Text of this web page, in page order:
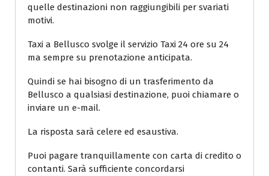
quelle destinazioni non raggiungibili per svariati
motivi.
Taxi a Bellusco svolge il servizio Taxi 24 ore su 24
ma sempre su prenotazione anticipata.
Quindi se hai bisogno di un trasferimento da
Bellusco a qualsiasi destinazione, puoi chiamare o
inviare un e-mail.
La risposta sarà celere ed esaustiva.
Puoi pagare tranquillamente con carta di credito o
contanti. Sarà sufficiente concordarsi